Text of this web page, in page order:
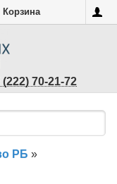
Корзина
(222) 70-21-72
РБ »